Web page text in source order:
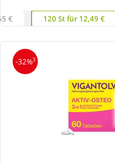
€ 120 St für 12,49 €
-32%3